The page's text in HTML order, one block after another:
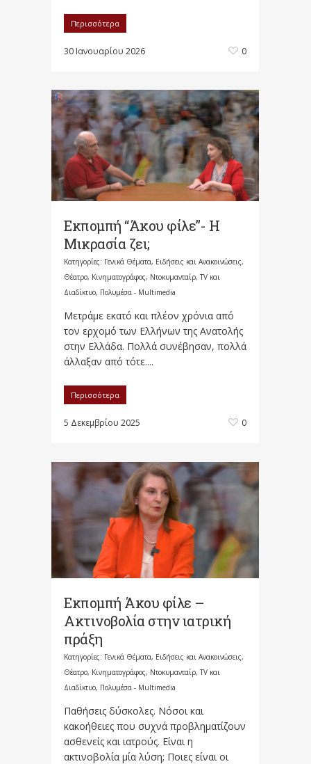
Περισσότερα
30 Ιανουαρίου 2026 0
Εκπομπή “Άκου φίλε”- Η
Μικρασία ζει;
Κατηγορίες: Γενικά Θέματα, Ειδήσεις και Ανακοινώσεις,
Θέατρο, Κινηματογράφος, Ντοκυμανταίρ, TV και
Διαδίκτυο, Πολυμέσα - Multimedia
Μετράμε εκατό και πλέον χρόνια από
τον ερχομό των Ελλήνων της Ανατολής
στην Ελλάδα. Πολλά συνέβησαν, πολλά
άλλαξαν από τότε....
Περισσότερα
5 Δεκεμβρίου 2025 0
Εκπομπή Άκου φίλε –
Ακτινοβολία στην ιατρική
πράξη
Κατηγορίες: Γενικά Θέματα, Ειδήσεις και Ανακοινώσεις,
Θέατρο, Κινηματογράφος, Ντοκυμανταίρ, TV και
Διαδίκτυο, Πολυμέσα - Multimedia
Παθήσεις δύσκολες. Νόσοι και
κακοήθειες που συχνά προβληματίζουν
ασθενείς και ιατρούς. Είναι η
ακτινοβολία μία λύση; Ποιες είναι οι